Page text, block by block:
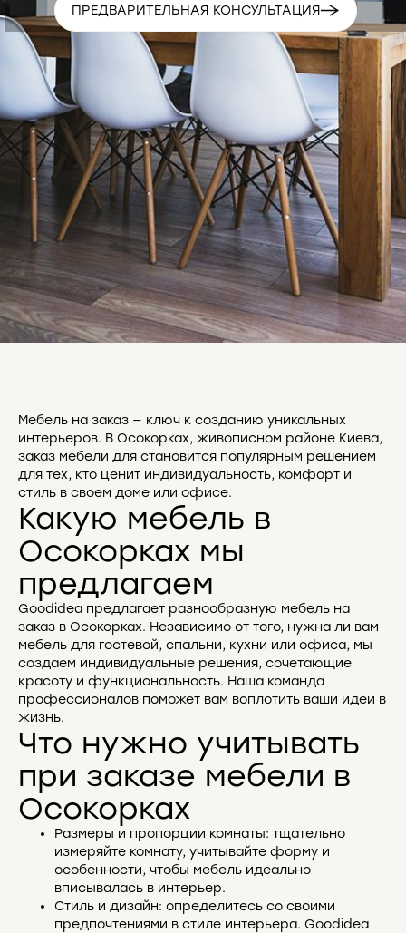
ПРЕДВАРИТЕЛЬНАЯ КОНСУЛЬТАЦИЯ
Мебель на заказ — ключ к созданию уникальных
интерьеров. В Осокорках, живописном районе Киева,
заказ мебели для становится популярным решением
для тех, кто ценит индивидуальность, комфорт и
стиль в своем доме или офисе.
Какую мебель в
Осокорках мы
предлагаем
Goodidea предлагает разнообразную мебель на
заказ в Осокорках. Независимо от того, нужна ли вам
мебель для гостевой, спальни, кухни или офиса, мы
создаем индивидуальные решения, сочетающие
красоту и функциональность. Наша команда
профессионалов поможет вам воплотить ваши идеи в
жизнь.
Что нужно учитывать
при заказе мебели в
Осокорках
Размеры и пропорции комнаты: тщательно
измеряйте комнату, учитывайте форму и
особенности, чтобы мебель идеально
вписывалась в интерьер.
Стиль и дизайн: определитесь со своими
предпочтениями в стиле интерьера. Goodidea